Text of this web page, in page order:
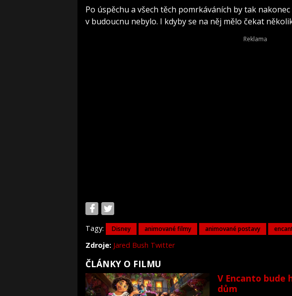
Po úspěchu a všech těch pomrkáváních by tak
v budoucnu nebylo. I kdyby se na něj mělo čekat
Tagy: Disney animované filmy animované postavy
Zdroje: Jared Bush Twitter
ČLÁNKY O FILMU
V Encanto bude
dům